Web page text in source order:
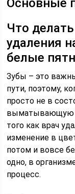
Основные
Что
удаления
белые
Зубы – это
пути, поэтому,
просто не в
выматывающую
того как врач
изменение в
потом и вовсе
одно, в
процесс.